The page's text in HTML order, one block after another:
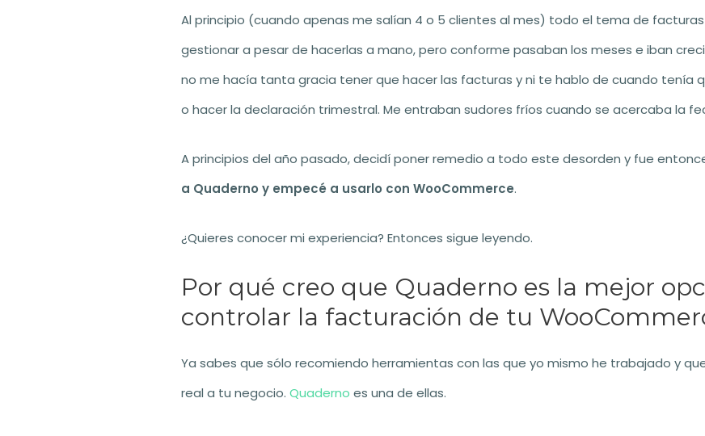
Al principio (cuando apenas me salían 4 o 5 clientes al mes) todo el tema de
gestionar a pesar de hacerlas a mano, pero conforme pasaban los meses e iban
no me hacía tanta gracia tener que hacer las facturas y ni te hablo de cuando tenía
o hacer la declaración trimestral. Me entraban sudores fríos cuando se acercaba la
A principios del año pasado, decidí poner remedio a todo este desorden y fue
a Quaderno y empecé a usarlo con WooCommerce.
¿Quieres conocer mi experiencia? Entonces sigue leyendo.
Por qué creo que Quaderno es la mejor
controlar la facturación de tu
Ya sabes que sólo recomiendo herramientas con las que yo mismo he trabajado y
real a tu negocio. Quaderno es una de ellas.